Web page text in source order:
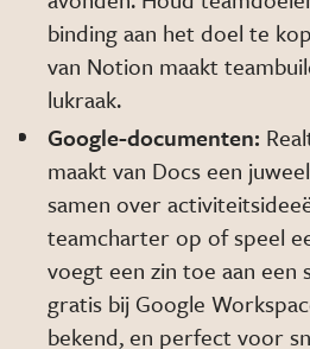
binding aan het doel te
van Notion maakt
lukraak.
Google-documenten:
maakt van Docs een
samen over
teamcharter op of speel
voegt een zin toe aan een
gratis bij Google
bekend, en perfect voor